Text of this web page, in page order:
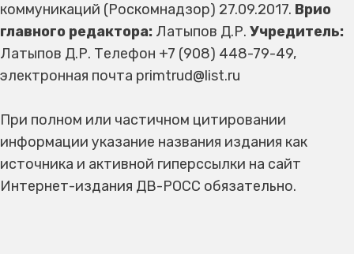
коммуникаций (Роскомнадзор) 27.09.2017. Врио
главного редактора: Латыпов Д.Р. Учредитель:
Латыпов Д.Р. Телефон +7 (908) 448-79-49,
электронная почта primtrud@list.ru
При полном или частичном цитировании
информации указание названия издания как
источника и активной гиперссылки на сайт
Интернет-издания ДВ-РОСС обязательно.